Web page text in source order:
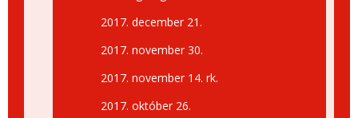
2017. december 21.
2017. november 30.
2017. november 14. rk.
2017. október 26.